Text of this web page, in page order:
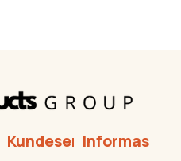
KundeserviceInformasjon